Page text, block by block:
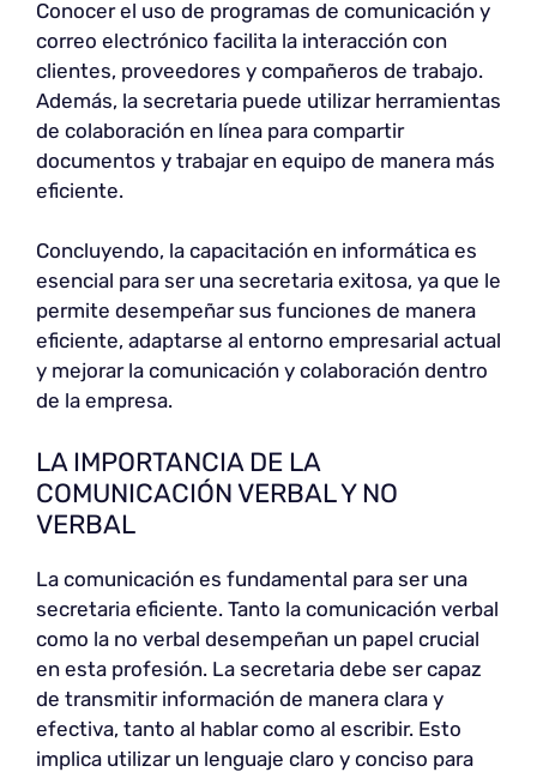
Conocer el uso de programas de comunicación y
correo electrónico facilita la interacción con
clientes, proveedores y compañeros de trabajo.
Además, la secretaria puede utilizar herramientas
de colaboración en línea para compartir
documentos y trabajar en equipo de manera más
eficiente.
Concluyendo, la capacitación en informática es
esencial para ser una secretaria exitosa, ya que le
permite desempeñar sus funciones de manera
eficiente, adaptarse al entorno empresarial actual
y mejorar la comunicación y colaboración dentro
de la empresa.
LA IMPORTANCIA DE LA
COMUNICACIÓN VERBAL Y NO
VERBAL
La comunicación es fundamental para ser una
secretaria eficiente. Tanto la comunicación verbal
como la no verbal desempeñan un papel crucial
en esta profesión. La secretaria debe ser capaz
de transmitir información de manera clara y
efectiva, tanto al hablar como al escribir. Esto
implica utilizar un lenguaje claro y conciso para